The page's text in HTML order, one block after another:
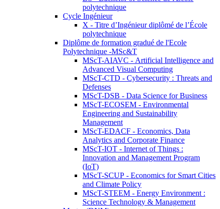
polytechnique
Cycle Ingénieur
X - Titre d’Ingénieur diplômé de l’École
polytechnique
Diplôme de formation gradué de l'Ecole
Polytechnique -MSc&T
MScT-AIAVC - Artificial Intelligence and
Advanced Visual Computing
MScT-CTD - Cybersecurity : Threats and
Defenses
MScT-DSB - Data Science for Business
MScT-ECOSEM - Environmental
Engineering and Sustainability
Management
MScT-EDACF - Economics, Data
Analytics and Corporate Finance
MScT-IOT - Internet of Things :
Innovation and Management Program
(IoT)
MScT-SCUP - Economics for Smart Cities
and Climate Policy
MScT-STEEM - Energy Environment :
Science Technology & Management